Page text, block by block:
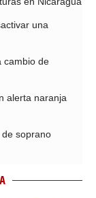
una
cambio de
alerta naranja
soprano